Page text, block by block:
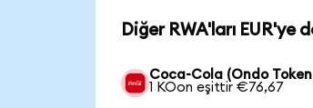
Diğer RWA'ları EUR'ye
Coca-Cola (Ondo
1 KOon eşittir €76,67